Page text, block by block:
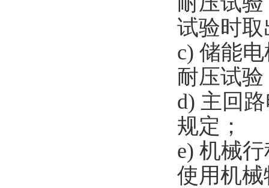
试验时
c) 储能
耐压试验
d) 主回
规定；
e) 机械
使用机